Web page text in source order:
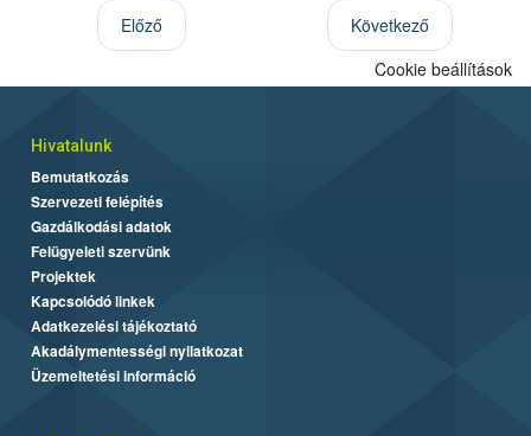
Előző
Következő
Cookie beállítások
Hivatalunk
Bemutatkozás
Szervezeti felépítés
Gazdálkodási adatok
Felügyeleti szervünk
Projektek
Kapcsolódó linkek
Adatkezelési tájékoztató
Akadálymentességi nyilatkozat
Üzemeltetési információ